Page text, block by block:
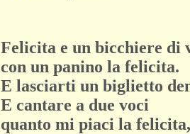
Felicita e un bicchiere di
con un panino la felicita.
E lasciarti un biglietto
E cantare a due voci
quanto mi piaci la